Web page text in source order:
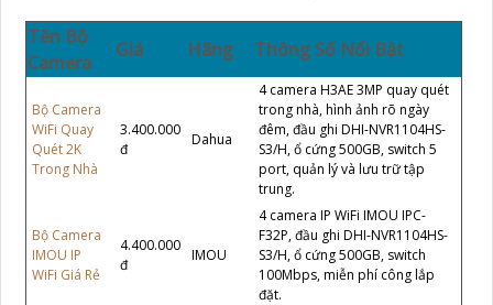
Tên Bộ
Camera
Giá Hãng Thông Số Nổi Bật
Bộ Camera
WiFi Quay
Quét 2K
Trong Nhà
3.400.000
đ
Dahua
4 camera H3AE 3MP quay quét
trong nhà, hình ảnh rõ ngày
đêm, đầu ghi DHI-NVR1104HS-
S3/H, ổ cứng 500GB, switch 5
port, quản lý và lưu trữ tập
trung.
Bộ Camera
IMOU IP
WiFi Giá Rẻ
4.400.000
đ
IMOU
4 camera IP WiFi IMOU IPC-
F32P, đầu ghi DHI-NVR1104HS-
S3/H, ổ cứng 500GB, switch
100Mbps, miễn phí công lắp
đặt.